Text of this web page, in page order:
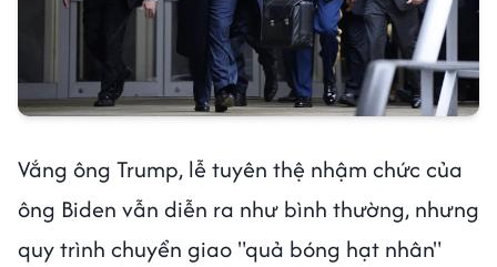
Vắng ông Trump, lễ tuyên thệ nhậm chức của
ông Biden vẫn diễn ra như bình thường, nhưng
quy trình chuyển giao "quả bóng hạt nhân"